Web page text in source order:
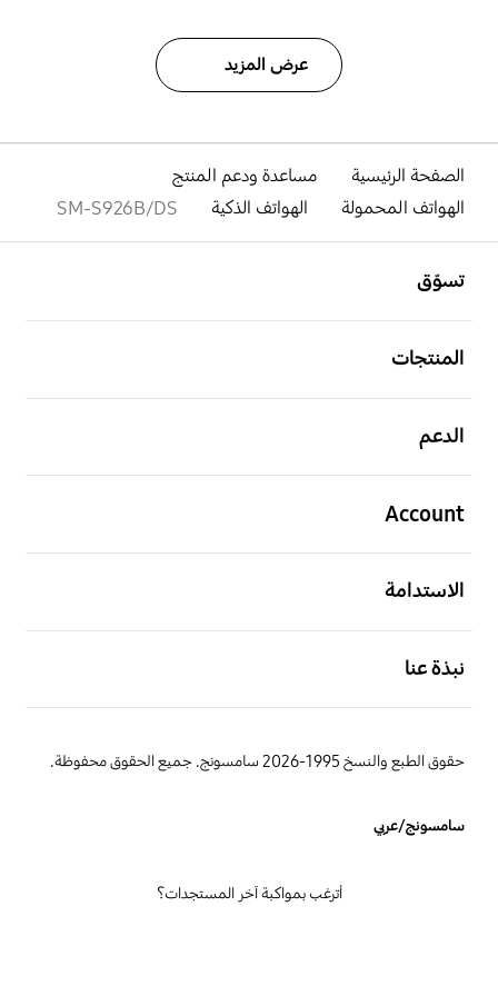
عرض المزيد
الصفحة الرئيسية
مساعدة ودعم المنتج
الهواتف المحمولة
الهواتف الذكية SM-S926B/DS
تسوّق
المنتجات
الدعم
Account
الاستدامة
نبذة عنا
حقوق الطبع والنسخ 1995-2026 سامسونج. جميع الحقوق محفوظة.
سامسونج/عربي
أترغب بمواكبة آخر المستجدات؟